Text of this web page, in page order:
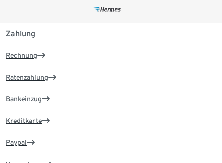
Zahlung
Rechnung
Ratenzahlung
Bankeinzug
Kreditkarte
Paypal